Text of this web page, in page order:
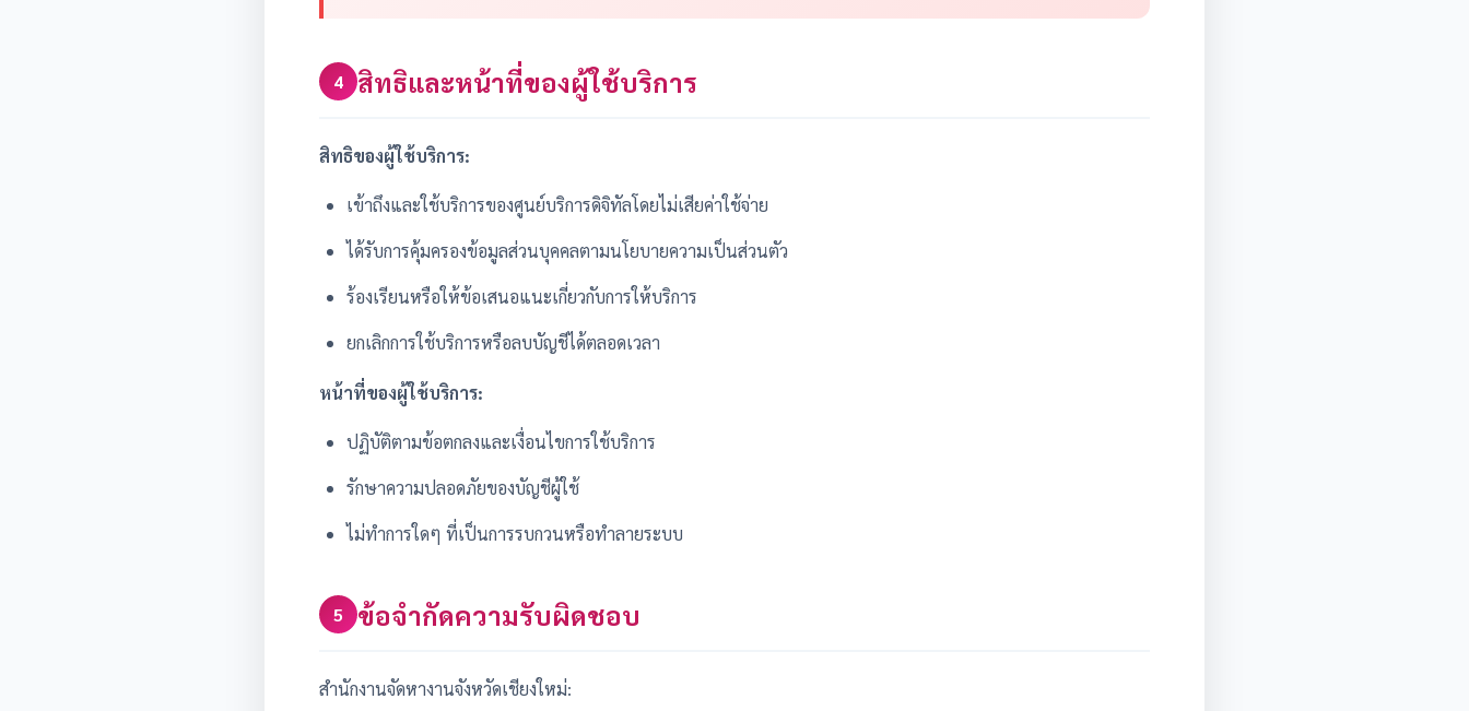
4 สิทธิและหน้าที่ของผู้ใช้บริการ
สิทธิของผู้ใช้บริการ:
เข้าถึงและใช้บริการของศูนย์บริการดิจิทัลโดยไม่เสียค่าใช้จ่าย
ได้รับการคุ้มครองข้อมูลส่วนบุคคลตามนโยบายความเป็นส่วนตัว
ร้องเรียนหรือให้ข้อเสนอแนะเกี่ยวกับการให้บริการ
ยกเลิกการใช้บริการหรือลบบัญชีได้ตลอดเวลา
หน้าที่ของผู้ใช้บริการ:
ปฏิบัติตามข้อตกลงและเงื่อนไขการใช้บริการ
รักษาความปลอดภัยของบัญชีผู้ใช้
ไม่ทำการใดๆ ที่เป็นการรบกวนหรือทำลายระบบ
5 ข้อจำกัดความรับผิดชอบ
สำนักงานจัดหางานจังหวัดเชียงใหม่: